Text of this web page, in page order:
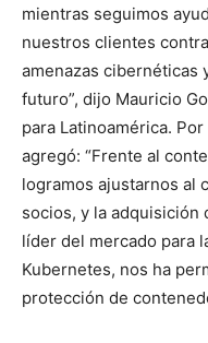
mientras seguimos
nuestros clientes
amenazas cibernéticas
futuro”, dijo Mauricio
para Latinoamérica.
agregó: “Frente al
logramos ajustarnos al
socios, y la adquisición
líder del mercado para
Kubernetes, nos ha
protección de